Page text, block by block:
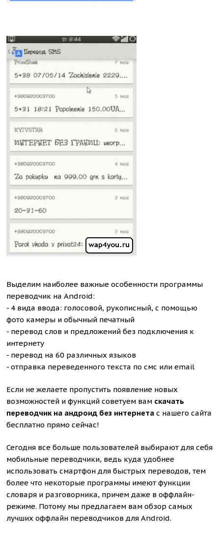
Выделим наиболее важные особенности программы
переводчик на Android:
- 4 вида ввода: голосовой, рукописный, с помощью
фото камеры и обычный печатный
- перевод слов и предложений без подключения к
интернету
- перевод на 60 различных языков
- отправка переведенного текста по смс или email
Если не желаете пропустить появление новых
возможностей и функций советуем вам скачать
переводчик на андроид без интернетас нашего сайта
бесплатно прямо сейчас!
Сегодня все больше пользователей выбирают для себя
мобильные переводчики, ведь куда удобнее
использовать смартфон для быстрых переводов, тем
более что некоторые программы имеют функции
словаря и разговорника, причем даже в оффлайн-
режиме. Потому мы предлагаем вам обзор самых
лучших оффлайн переводчиков для Android.